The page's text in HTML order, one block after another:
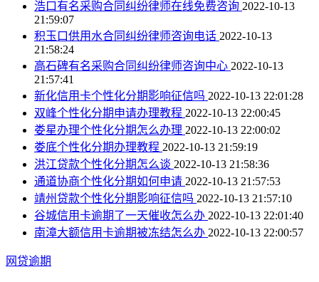
浩口有名采购合同纠纷律师在线免费咨询 2022-10-13
21:59:07
积玉口供用水合同纠纷律师咨询电话 2022-10-13
21:58:24
高石碑有名采购合同纠纷律师咨询中心 2022-10-13
21:57:41
新化信用卡个性化分期影响征信吗 2022-10-13 22:01:28
双峰个性化分期申请办理教程 2022-10-13 22:00:45
娄星办理个性化分期怎么办理 2022-10-13 22:00:02
娄底个性化分期办理教程 2022-10-13 21:59:19
洪江贷款个性化分期怎么谈 2022-10-13 21:58:36
通道协商个性化分期如何申请 2022-10-13 21:57:53
靖州贷款个性化分期影响征信吗 2022-10-13 21:57:10
谷城信用卡逾期了一天催收怎么办 2022-10-13 22:01:40
南漳大额信用卡逾期被冻结怎么办 2022-10-13 22:00:57
网贷逾期